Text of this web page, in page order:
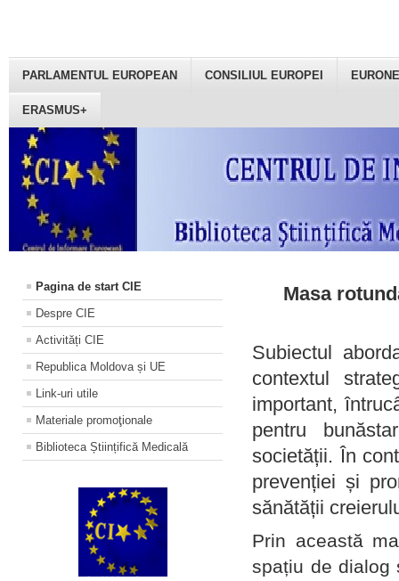
PARLAMENTUL EUROPEAN CONSILIUL EUROPEI
ERASMUS+
Pagina de start CIE
Despre CIE
Activități CIE
Republica Moldova și UE
Link-uri utile
Materiale promoţionale
Biblioteca Științifică Medicală
Masa
Subiectul
contextul
important,
pentru
societății. În
prevenției și
sănătății
Prin această
spațiu de dialog